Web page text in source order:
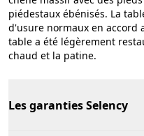
piédestaux ébénisés. La
d'usure normaux en accord
table a été légèrement
chaud et la patine.
Les garanties Selency